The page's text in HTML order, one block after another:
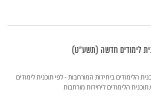
לימודים חדשה (תשע"ט)
הלימודים ביחידות המורחבות - לפי תוכנית לימודים
הלימודים ליחידות מורחבות